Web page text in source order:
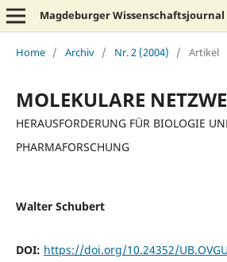
Magdeburger
Home / Archiv / Nr. 2 (2004) / Artikel
MOLEKULARE
HERAUSFORDERUNG FÜR BIOLOGIE
PHARMAFORSCHUNG
Walter Schubert
DOI: https://doi.org/10.24352/